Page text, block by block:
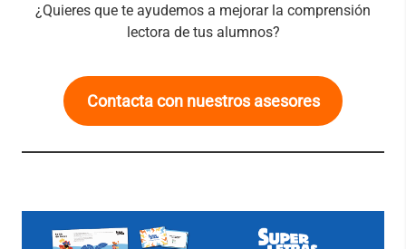
¿Quieres que te ayudemos a mejorar la comprensión
lectora de tus alumnos?
Contacta con nuestros asesores